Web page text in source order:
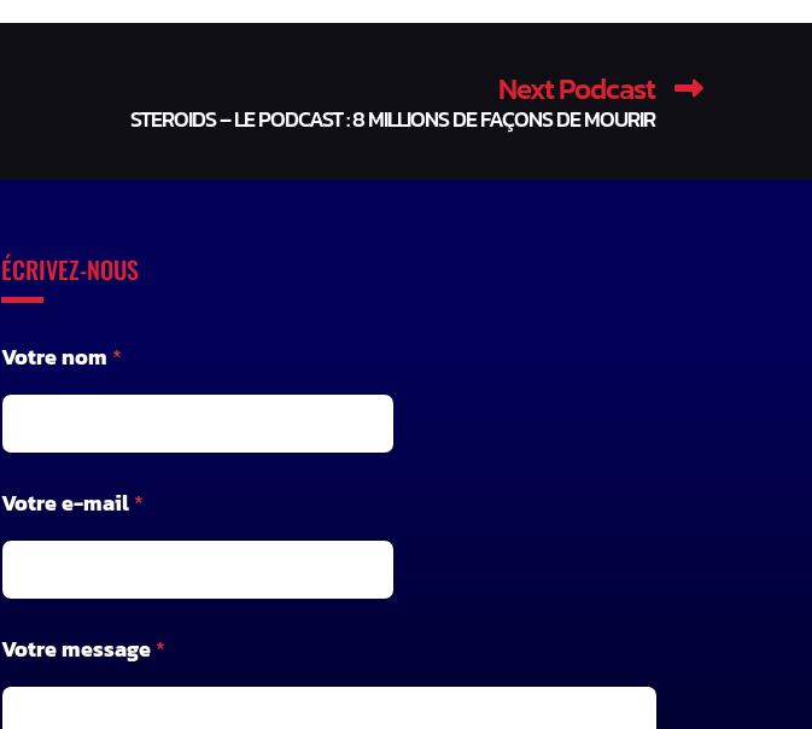
Next Podcast
STEROIDS – LE PODCAST : 8 MILLIONS DE FAÇONS DE MOURIR
ÉCRIVEZ-NOUS
o
t
r
e
-
m
a
l
Votre nom *
Votre e-mail*
Votre message*